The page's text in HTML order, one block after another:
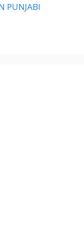
PUNJABI